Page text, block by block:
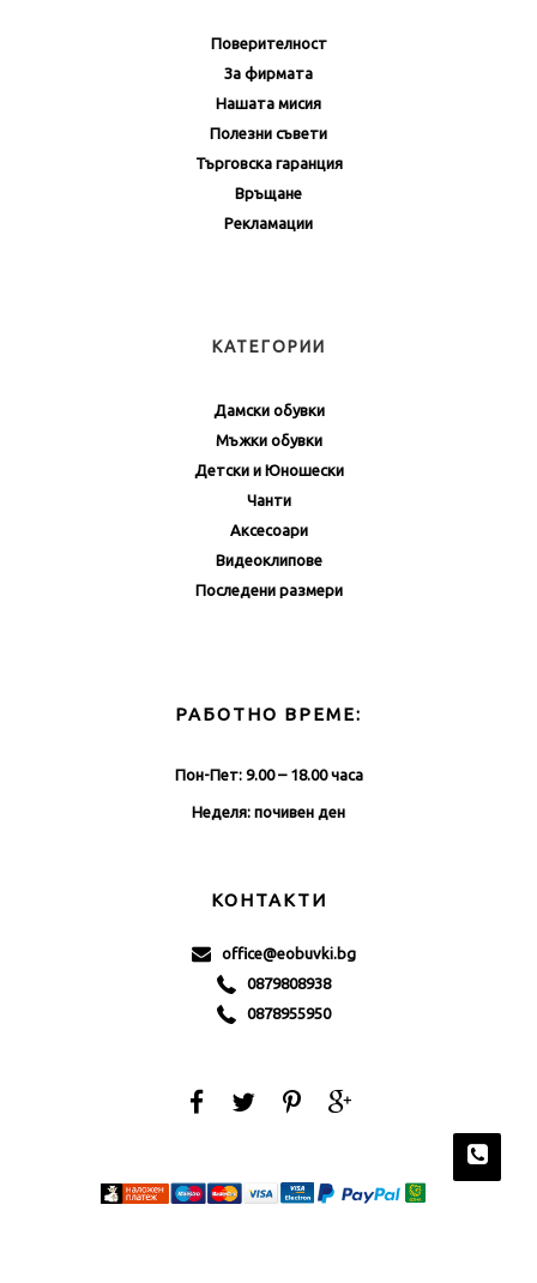
Поверителност
За фирмата
Нашата мисия
Полезни съвети
Търговска гаранция
Връщане
Рекламации
КАТЕГОРИИ
Дамски обувки
Мъжки обувки
Детски и Юношески
Чанти
Аксесоари
Видеоклипове
Последени размери
РАБОТНО ВРЕМЕ:
Пон-Пет: 9.00 – 18.00 часа
Неделя: почивен ден
КОНТАКТИ
office@eobuvki.bg
0879808938
0878955950